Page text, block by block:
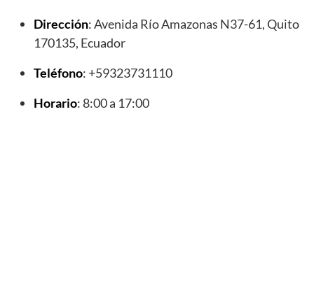
Dirección: Avenida Río Amazonas N37-61, Quito
170135, Ecuador
Teléfono: +59323731110
Horario: 8:00 a 17:00